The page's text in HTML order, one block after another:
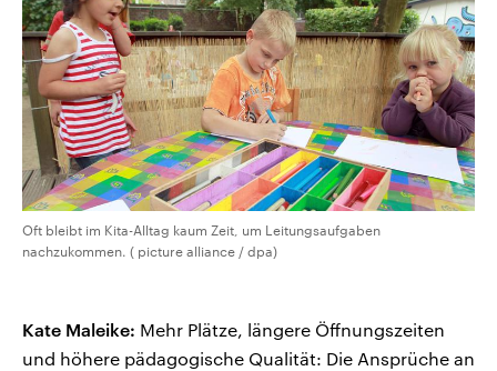
Oft bleibt im Kita-Alltag kaum Zeit, um Leitungsaufgaben
nachzukommen. ( picture alliance / dpa)
Kate Maleike: Mehr Plätze, längere Öffnungszeiten
und höhere pädagogische Qualität: Die Ansprüche an